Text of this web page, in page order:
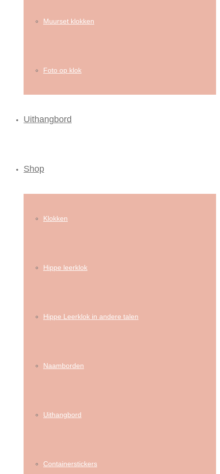
Muurset klokken
Foto op klok
Uithangbord
Shop
Klokken
Hippe leerklok
Hippe Leerklok in andere talen
Naamborden
Uithangbord
Containerstickers